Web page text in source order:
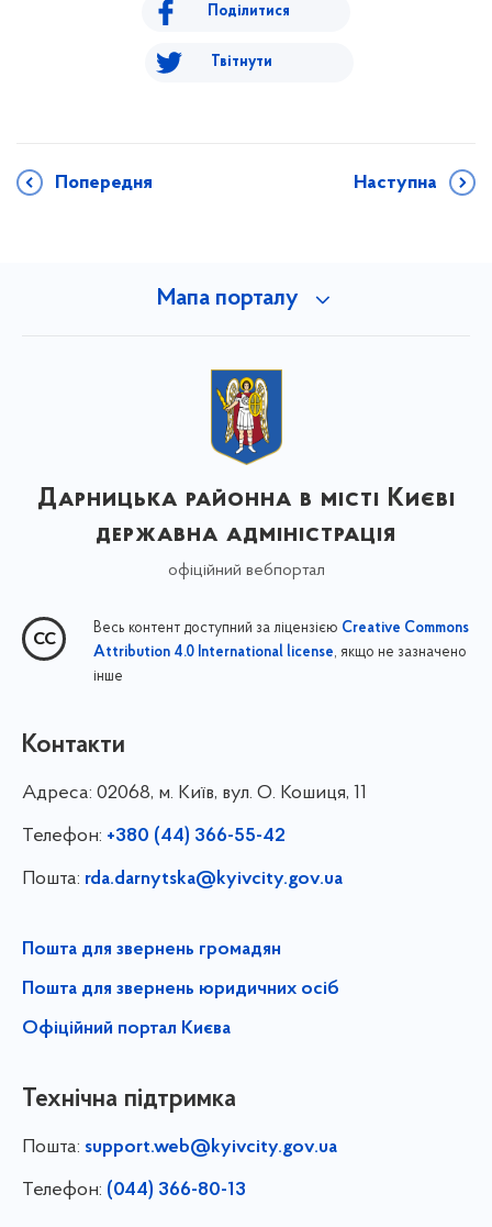
Поділитися
Твітнути
Попередня Наступна
Мапа порталу
Дарницька районна в місті Києві
державна адміністрація
офіційний вебпортал
Весь контент доступний за ліцензією Creative Commons
Attribution 4.0 International license, якщо не зазначено
інше
Контакти
Адреса: 02068, м. Київ, вул. О. Кошиця, 11
Телефон: +380 (44) 366-55-42
Пошта: rda.darnytska@kyivcity.gov.ua
Пошта для звернень громадян
Пошта для звернень юридичних осіб
Офіційний портал Києва
Технічна підтримка
Пошта: support.web@kyivcity.gov.ua
Телефон: (044) 366-80-13